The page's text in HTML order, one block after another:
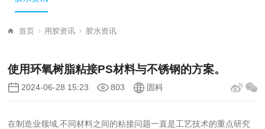
首页 用胶资讯 胶水资讯
使用环氧树脂粘接PS材料与不锈钢的方案。
2024-06-28 15:23 803 固科
在制造业领域,不同材料之间的粘接问题一直是工艺技术的重点研究